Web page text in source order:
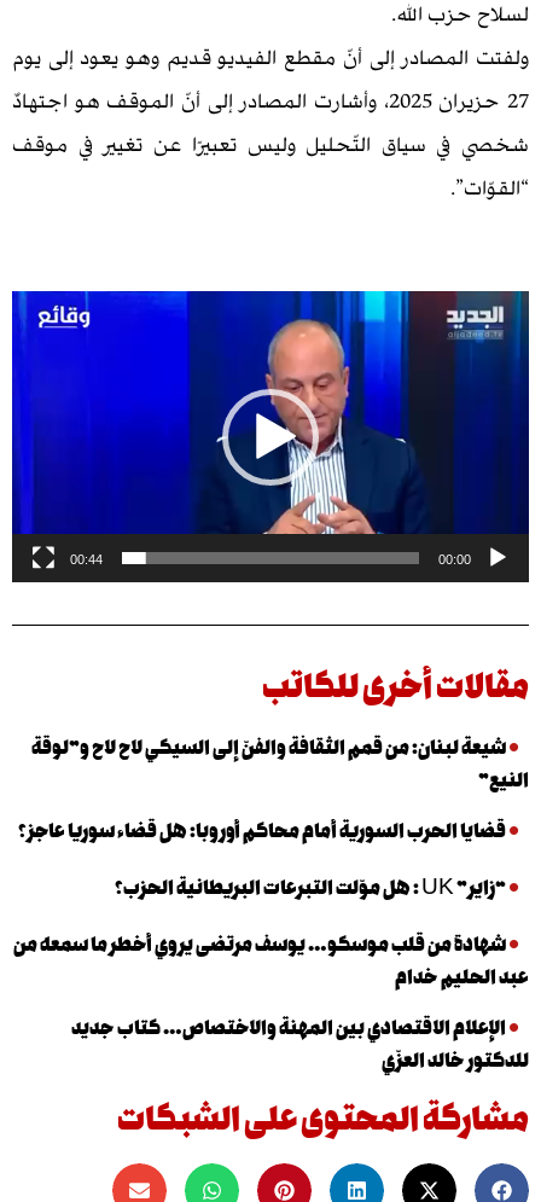
الله.
إلى أنّ مقطع الفيديو قديم وهو يعود إلى يوم
27 حزيران 2025، وأشارت المصادر إلى أنّ الموقف هو اجتهادٌ
سياق التّحليل وليس تعبيرًا عن تغيير في موقف
أخرى للكاتب
من قمم الثقافة والفنّ إلى السيكي لاح لاح و”لوقة
الحرب السورية أمام محاكم أوروبا: هل قضاء سوريا عاجز؟
من قلب موسكو… يوسف مرتضى يروي أخطر ما سمعه من
خدام
الاقتصادي بين المهنة والاختصاص… كتاب جديد
العزّي
المحتوى على الشبكات